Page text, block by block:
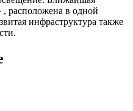
, расположена в одной
инфраструктура также